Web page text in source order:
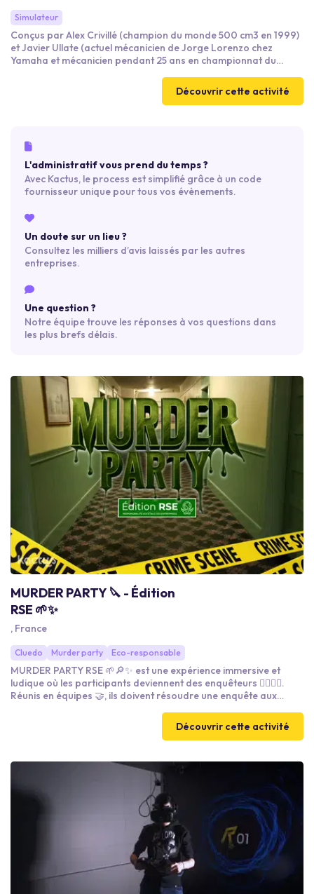
Simulateur
Conçus par Alex Crivillé (champion du monde 500 cm3 en 1999)
et Javier Ullate (actuel mécanicien de Jorge Lorenzo chez
Yamaha et mécanicien pendant 25 ans en championnat du
GP offrent des sensations de pilotage ultra réalistes avec une
Découvrir cette activité
L'administratif vous prend du temps ?
Avec Kactus, le process est simplifié grâce à un code
fournisseur unique pour tous vos évènements.
Un doute sur un lieu ?
Consultez les milliers d’avis laissés par les autres
entreprises.
Une question ?
Notre équipe trouve les réponses à vos questions dans
les plus brefs délais.
MURDER PARTY 🔪 - Édition
RSE 🌱✨
, France
Cluedo Murder party Eco-responsable
MURDER PARTY RSE 🌱🔎✨ est une expérience immersive et
ludique où les participants deviennent des enquêteurs 🕵️‍♀️🕵️‍♂️.
Réunis en équipes 🤝, ils doivent résoudre une enquête aux
et rebondissements stratégiques. À travers ce jeu collaboratif ,
chacun est sensibilisé à la RSE, développe logique 🧠,
dynamique ⚡ et engagée 💡.
Découvrir cette activité